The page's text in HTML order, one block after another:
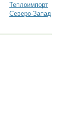
Теплоимпорт
Северо-Запад